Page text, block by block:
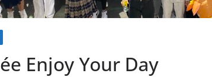
Enjoy Your Day